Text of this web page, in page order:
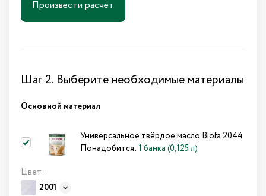
Произвести расчёт
Шаг 2. Выберите необходимые материалы
Основной материал
Универсальное твёрдое масло Biofa 2044
Понадобится: 1 банка (0,125 л)
Цвет:
2001